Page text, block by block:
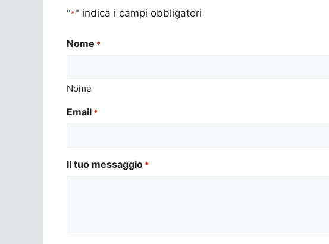
"*" indica i campi obbligatori
Nome *
Nome
Email *
Il tuo messaggio *